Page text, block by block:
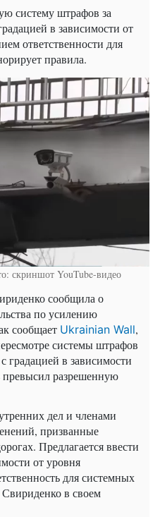
систему штрафов за
в зависимости от
ответственности для
правила.
скриншот YouTube-видео
сообщила о
по усилению
сообщает Ukrainian Wall,
системы штрафов
в зависимости
превысил разрешенную
дел и членами
призванные
Предлагается ввести
от уровня
для системных
в своем